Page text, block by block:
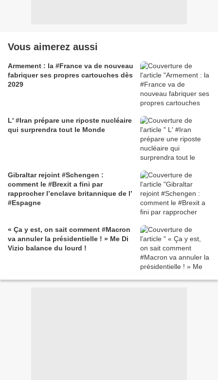
Vous aimerez aussi
Armement : la #France va de nouveau
fabriquer ses propres cartouches dès
2029
L' #Iran prépare une riposte nucléaire
qui surprendra tout le Monde
Gibraltar rejoint #Schengen :
comment le #Brexit a fini par
rapprocher l’enclave britannique de l’
#Espagne
« Ça y est, on sait comment #Macron
va annuler la présidentielle ! » Me Di
Vizio balance du lourd !